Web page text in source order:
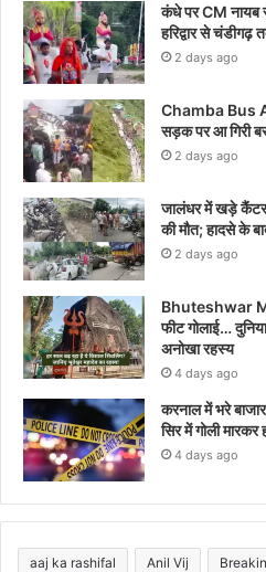
कंधे पर CM नायब
हरिद्वार से
2 days ago
Chamba Bus
सड़क पर आ गिरी
2 days ago
जालंधर में खड़े कैंटर
की मौत; हादसे के
2 days ago
Bhuteshwar
फीट गोलाई…
अनोखा रहस्य
4 days ago
करनाल में भरे
सिर में गोली मारकर
4 days ago
aaj ka rashifal Anil Vij